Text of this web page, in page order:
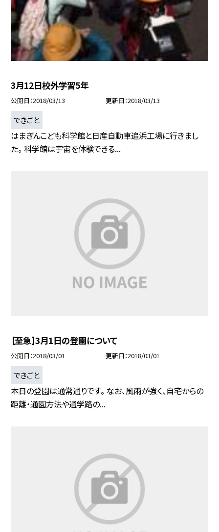
3月12日校外学習5年
公開日 2018/03/13 更新日 2018/03/13
できごと
はまぎんこども科学館と日産自動車追浜工場に行きまし
た。 科学館は宇宙を体験できる...
【至急】3月1日の登園について
公開日 2018/03/01 更新日 2018/03/01
できごと
本日の登園は通常通りです。 なお、風雨が強く、自宅からの
距離・通園方法や通学路の...